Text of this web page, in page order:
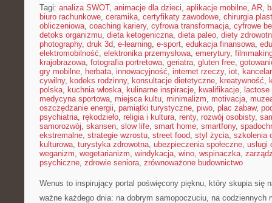
Tagi: analiza SWOT, animacje dla dzieci, aplikacje mobilne, AR,
biuro rachunkowe, ceramika, certyfikaty zawodowe, chirurgia
obliczeniowa, coaching kariery, cyfrowa transformacja, cyfrowe
detoks organizmu, dieta ketogeniczna, dieta paleo, diety
photography, druk 3d, e-learning, e-sport, edukacja finansowa,
elektromobilność, elektronika przemysłowa, emerytury,
krajobrazowa, fotografia portretowa, geriatra, gluten free,
gry mobilne, herbata, innowacyjność, internet rzeczy, iot,
cywilny, kodeks rodzinny, konsultacje dietetyczne, kreatywność,
polska, kuchnia włoska, kulinarne inspiracje, kwalifikacje, lactose
medycyna sportowa, miejsca kultu, minimalizm, motivacja,
oszczędzanie energii, pamiątki turystyczne, piwo, plac zabaw,
psychiatria, rękodzieło, religia i kultura, renty, rozwój osobisty,
samorozwój, skansen, slow life, smart home, smartfony,
ekstremalne, strategie wzrostu, street food, styl życia, szkolenia
kulturowa, turystyka zdrowotna, ubezpieczenia społeczne, usługi
weganizm, wegetarianizm, windykacja, wino, wspinaczka,
psychiczne, zdrowie seniora, zrównoważone budownictwo
Wenus to inspirujący portal poświęcony pięknu, który skupia się
ważne każdego dnia: na dobrym samopoczuciu, na codziennych